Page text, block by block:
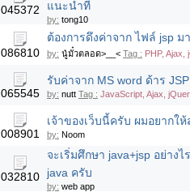
045372
แนะนำที
by: tong10
086810
ต้องการดึงค่าจาก ไฟล์ jsp
by: นู๋มั๋วตลอด>__< Tag : PHP, Ajax,
065545
รับค่าจาก MS word ด้าร
by: nutt Tag : JavaScript, Ajax,
008901
เจ้าของเว็บนี้ครับ ผมอยากใ
by: Noom
032810
จะเริ่มศึกษา java+jsp อย่าง
java ครับ
by: web app